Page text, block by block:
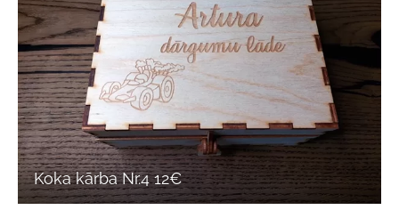
Koka kārba Nr.4 12€